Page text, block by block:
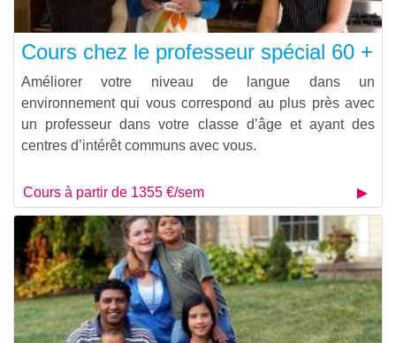
Cours chez le professeur spécial 60 +
Améliorer votre niveau de langue dans un
environnement qui vous correspond au plus près avec
un professeur dans votre classe d’âge et ayant des
centres d’intérêt communs avec vous.
Cours à partir de 1355 €/sem